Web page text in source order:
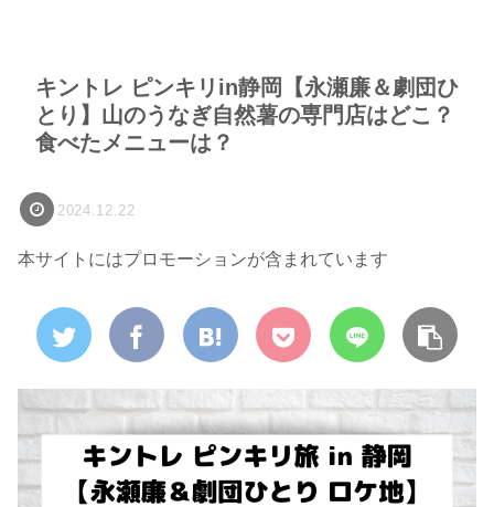
キントレ ピンキリin静岡【永瀬廉＆劇団ひ
とり】山のうなぎ自然薯の専門店はどこ？
食べたメニューは？
2024.12.22
本サイトにはプロモーションが含まれています